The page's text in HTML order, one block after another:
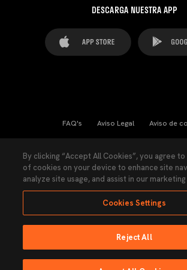
DESCARGA NUESTRA APP
FAQ's Aviso Legal Aviso de
Ley Transparencia Política de
Accesibilidad
Ninguna parte de esta página puede ser reproducida
By clicking “Accept All Cookies”, you agree
of cookies on your device to enhance site
analyze site usage, and assist in our
Cookies Settings
Reject All